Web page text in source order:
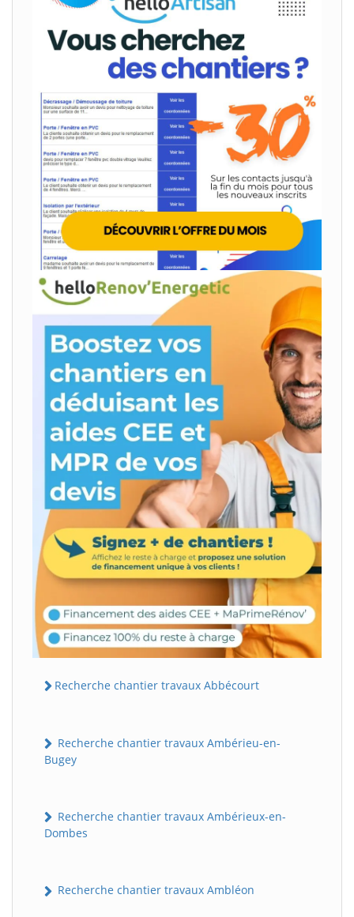
Recherche chantier travaux Abbécourt
Recherche chantier travaux Ambérieu-en-
Bugey
Recherche chantier travaux Ambérieux-en-
Dombes
Recherche chantier travaux Ambléon